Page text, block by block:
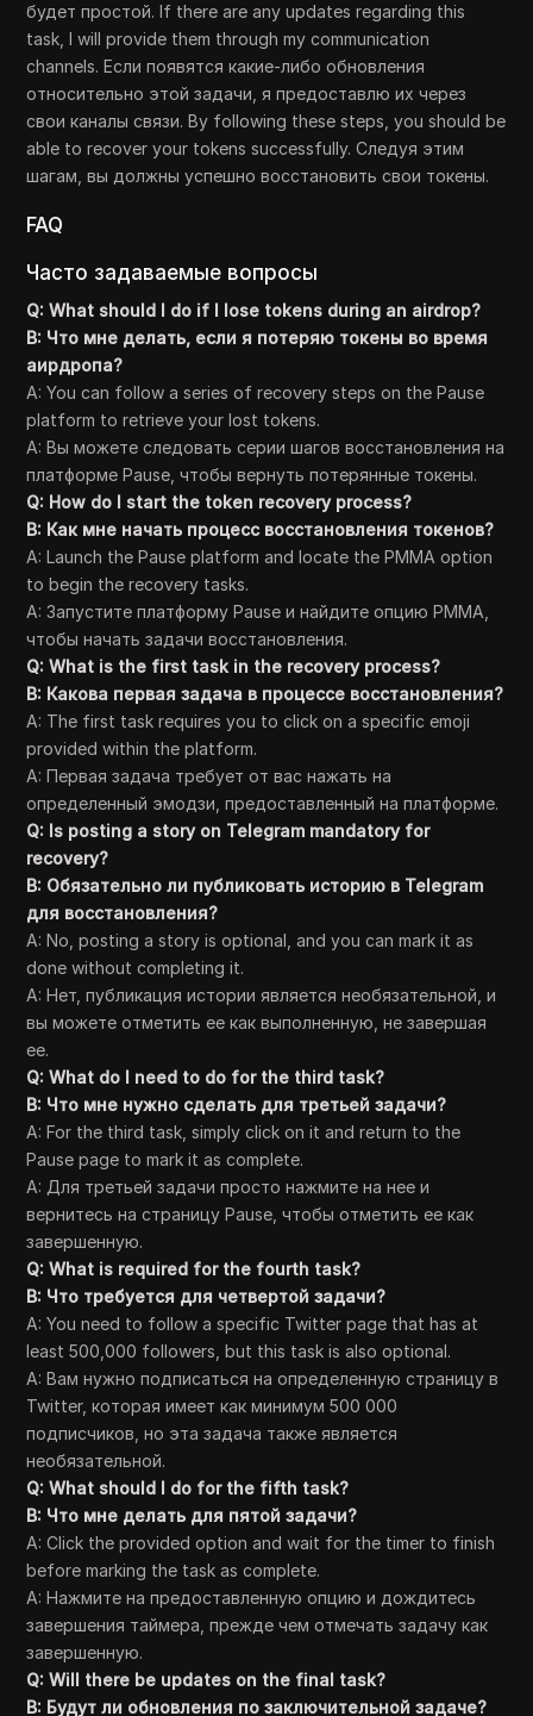
будет простой. If there are any updates regarding this
task, I will provide them through my communication
channels. Если появятся какие-либо обновления
относительно этой задачи, я предоставлю их через
свои каналы связи. By following these steps, you should be
able to recover your tokens successfully. Следуя этим
шагам, вы должны успешно восстановить свои токены.
FAQ
Часто задаваемые вопросы
Q: What should I do if I lose tokens during an airdrop?
В: Что мне делать, если я потеряю токены во время
аирдропа?
A: You can follow a series of recovery steps on the Pause
platform to retrieve your lost tokens.
A: Вы можете следовать серии шагов восстановления на
платформе Pause, чтобы вернуть потерянные токены.
Q: How do I start the token recovery process?
В: Как мне начать процесс восстановления токенов?
A: Launch the Pause platform and locate the PMMA option
to begin the recovery tasks.
A: Запустите платформу Pause и найдите опцию PMMA,
чтобы начать задачи восстановления.
Q: What is the first task in the recovery process?
В: Какова первая задача в процессе восстановления?
A: The first task requires you to click on a specific emoji
provided within the platform.
A: Первая задача требует от вас нажать на
определенный эмодзи, предоставленный на платформе.
Q: Is posting a story on Telegram mandatory for
recovery?
В: Обязательно ли публиковать историю в Telegram
для восстановления?
A: No, posting a story is optional, and you can mark it as
done without completing it.
A: Нет, публикация истории является необязательной, и
вы можете отметить ее как выполненную, не завершая
ее.
Q: What do I need to do for the third task?
В: Что мне нужно сделать для третьей задачи?
A: For the third task, simply click on it and return to the
Pause page to mark it as complete.
A: Для третьей задачи просто нажмите на нее и
вернитесь на страницу Pause, чтобы отметить ее как
завершенную.
Q: What is required for the fourth task?
В: Что требуется для четвертой задачи?
A: You need to follow a specific Twitter page that has at
least 500,000 followers, but this task is also optional.
A: Вам нужно подписаться на определенную страницу в
Twitter, которая имеет как минимум 500 000
подписчиков, но эта задача также является
необязательной.
Q: What should I do for the fifth task?
В: Что мне делать для пятой задачи?
A: Click the provided option and wait for the timer to finish
before marking the task as complete.
A: Нажмите на предоставленную опцию и дождитесь
завершения таймера, прежде чем отмечать задачу как
завершенную.
Q: Will there be updates on the final task?
В: Будут ли обновления по заключительной задаче?